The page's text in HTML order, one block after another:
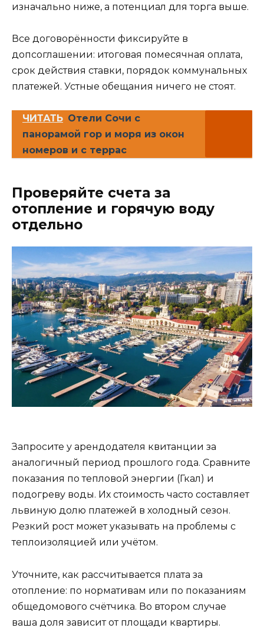
изначально ниже, а потенциал для торга выше.
Все договорённости фиксируйте в
допсоглашении: итоговая помесячная оплата,
срок действия ставки, порядок коммунальных
платежей. Устные обещания ничего не стоят.
ЧИТАТЬ Отели Сочи с
панорамой гор и моря из окон
номеров и с террас
Проверяйте счета за
отопление и горячую воду
отдельно
Запросите у арендодателя квитанции за
аналогичный период прошлого года. Сравните
показания по тепловой энергии (Гкал) и
подогреву воды. Их стоимость часто составляет
львиную долю платежей в холодный сезон.
Резкий рост может указывать на проблемы с
теплоизоляцией или учётом.
Уточните, как рассчитывается плата за
отопление: по нормативам или по показаниям
общедомового счётчика. Во втором случае
ваша доля зависит от площади квартиры.